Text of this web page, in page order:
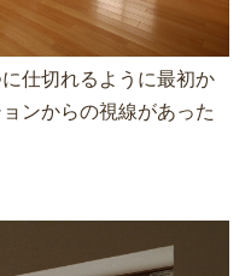
仕切れるように最初か
ンからの視線があった